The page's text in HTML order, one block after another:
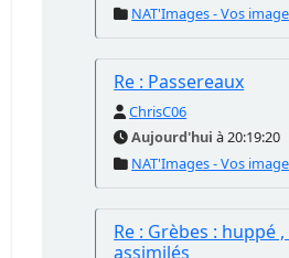
NAT'Images - Vos
Re : Passereaux
ChrisC06
Aujourd'hui à 20:19:20
NAT'Images - Vos
Re : Grèbes : huppé
assimilés